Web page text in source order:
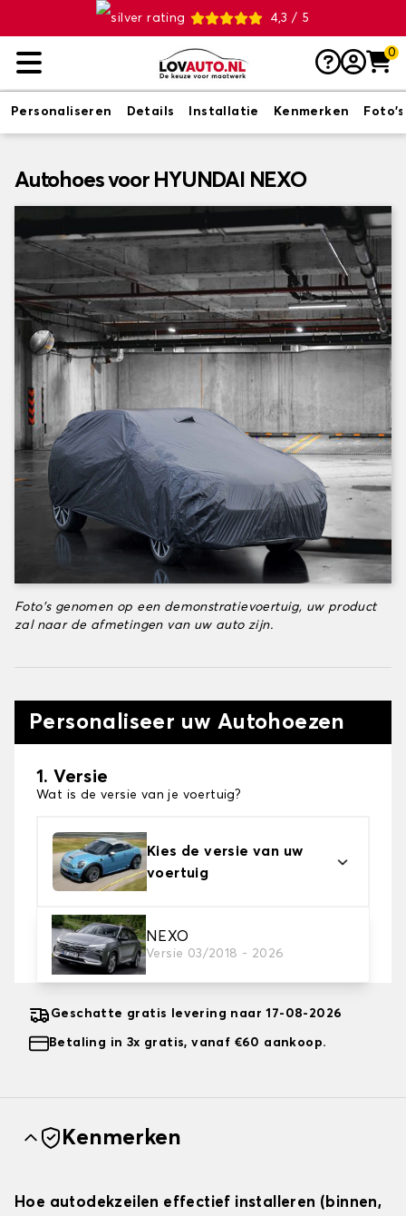
4,3 / 5
0
Personaliseren Details Installatie Kenmerken Foto's
Autohoes voor HYUNDAI NEXO
Foto's genomen op een demonstratievoertuig, uw product
zal naar de afmetingen van uw auto zijn.
Personaliseer uw Autohoezen
1. Versie
Wat is de versie van je voertuig?
Kies de versie van uw
voertuig
NEXO
Versie 03/2018 - 2026
2. Beschermingsniveau
Kies de juiste beschermhoes voor uw behoeftes
Geschatte gratis levering naar 17-08-2026
Betaling in 3x gratis, vanaf €60 aankoop.
Kenmerken
Hoe autodekzeilen effectief installeren (binnen,